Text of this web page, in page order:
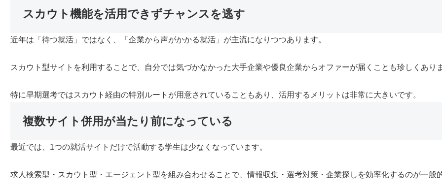
スカウト機能を活用できずチャンスを逃す
近年は「待つ就活」ではなく、「企業から声がかかる就活」が主流になりつつあります。
スカウト型サイトを利用することで、自分では気づかなかった大手企業や優良企業からオファーが届くことも珍しくあり
特に早期選考ではスカウト経由の特別ルートが用意されていることもあり、活用するメリットは非常に大きいです。
複数サイト併用が当たり前になっている
最近では、1つの就活サイトだけで活動する学生は少なくなっています。
求人検索型・スカウト型・エージェント型を組み合わせることで、情報収集・選考対策・企業探しを効率化するのが一般